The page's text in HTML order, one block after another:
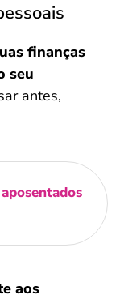
finanças
seu
antes,
aos